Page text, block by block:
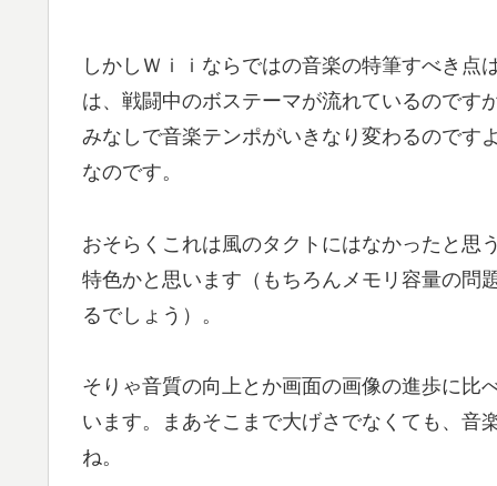
しかしＷｉｉならではの音楽の特筆すべき
は、戦闘中のボステーマが流れているのです
みなしで音楽テンポがいきなり変わるのです
なのです。
おそらくこれは風のタクトにはなかったと思
特色かと思います（もちろんメモリ容量の問
るでしょう）。
そりゃ音質の向上とか画面の画像の進歩に比
います。まあそこまで大げさでなくても、音
ね。